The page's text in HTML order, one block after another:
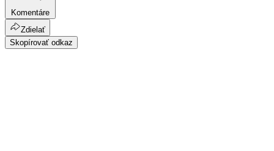
Komentáre
Zdielať
Skopírovať odkaz